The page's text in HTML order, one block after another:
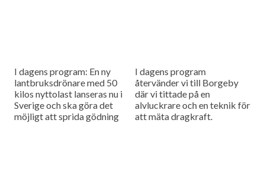
I dagens program: En ny
lantbruksdrönare med 50
kilos nyttolast lanseras nu i
Sverige och ska göra det
möjligt att sprida gödning
I dagens program
återvänder vi till Borgeby
där vi tittade på en
alvluckrare och en teknik för
att mäta dragkraft.